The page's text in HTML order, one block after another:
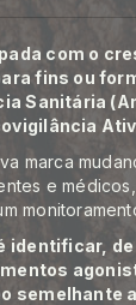
com o
fins ou
Sanitária
marca
e
identificar,
semelhante